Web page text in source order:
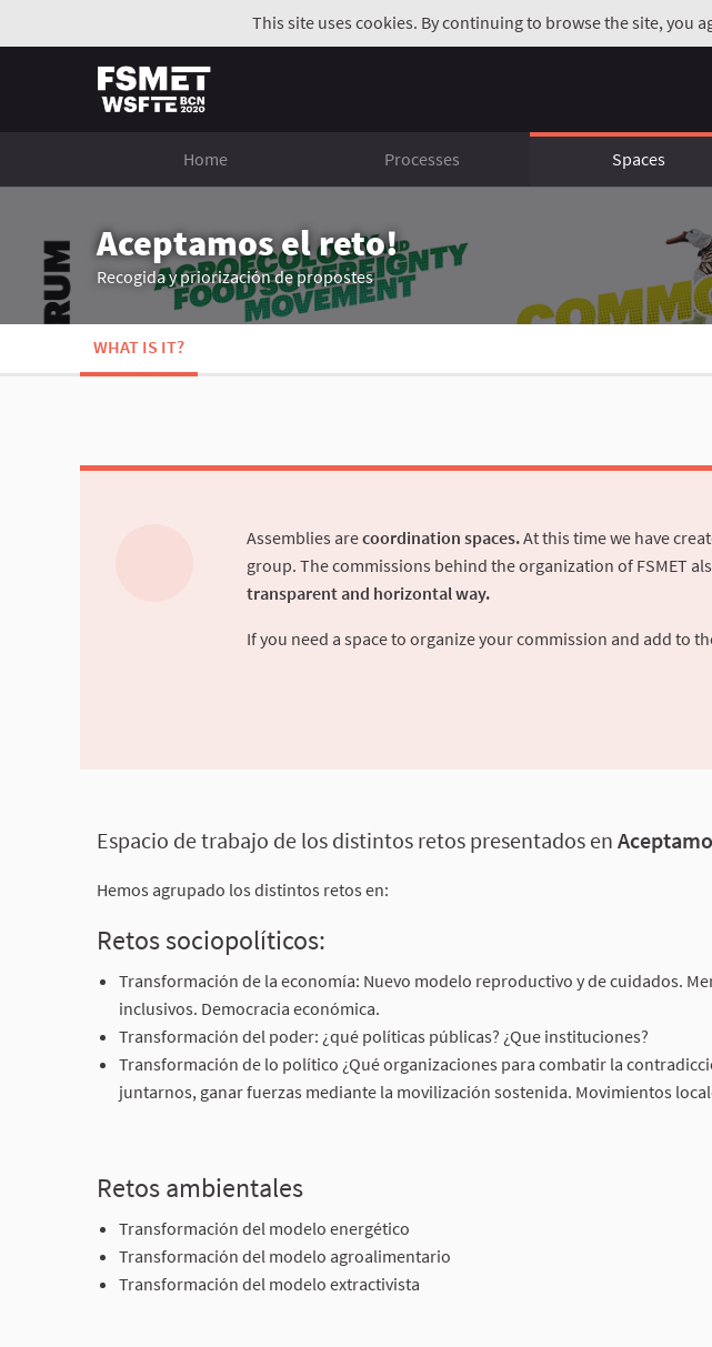
This site uses cookies. By continuing to browse the site, you
Home Processes Spaces
Aceptamos el reto!
Recogida y priorización de propostes
WHAT IS IT?
Assemblies arecoordination spaces.At this time we have
group. The commissions behind the organization of FSMET
transparent and horizontal way.
If you need a space to organize your commission and add to
Espacio de trabajo de los distintos retos presentados en
Hemos agrupado los distintos retos en:
Retos sociopolíticos:
Transformación de la economía: Nuevo modelo reproductivo y de cuidados.
inclusivos. Democracia económica.
Transformación del poder: ¿qué políticas públicas? ¿Que instituciones?
Transformación de lo político ¿Qué organizaciones para combatir la
juntarnos, ganar fuerzas mediante la movilización sostenida. Movimientos
Retos ambientales
Transformación del modelo energético
Transformación del modelo agroalimentario
Transformación del modelo extractivista